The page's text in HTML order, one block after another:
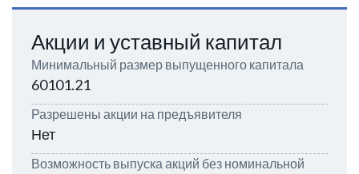
Акции и уставный капитал
Минимальный размер выпущенного капитала
60101.21
Разрешены акции на предъявителя
Нет
Возможность выпуска акций без номинальной